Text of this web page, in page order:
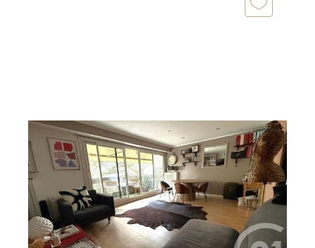
PARIS 75016
93 m2, 4 pièces
Ref : 10836
Appartement F4 à vendre
899 000 €